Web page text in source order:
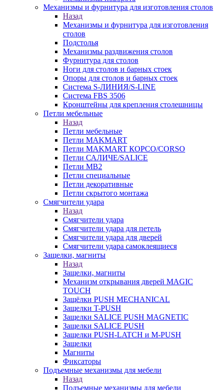
Механизмы и фурнитура для изготовления столов
Назад
Механизмы и фурнитура для изготовления
столов
Подстолья
Механизмы раздвижения столов
Фурнитура для столов
Ноги для столов и барных стоек
Опоры для столов и барных стоек
Система S-ЛИНИЯ/S-LINE
Система FBS 3506
Кронштейны для крепления столешницы
Петли мебельные
Назад
Петли мебельные
Петли MAKMART
Петли MAKMART КОРСО/CORSO
Петли САЛИЧЕ/SALICE
Петли MB2
Петли специальные
Петли декоративные
Петли скрытого монтажа
Смягчители удара
Назад
Смягчители удара
Смягчители удара для петель
Смягчители удара для дверей
Cмягчители удара самоклеящиеся
Защелки, магниты
Назад
Защелки, магниты
Механизм открывания дверей MAGIC
TOUCH
Защёлки PUSH MECHANICAL
Защелки T-PUSH
Защелки SALICE PUSH MAGNETIC
Защелки SALICE PUSH
Защелки PUSH-LATCH и M-PUSH
Защелки
Магниты
Фиксаторы
Подъемные механизмы для мебели
Назад
Подъемные механизмы для мебели